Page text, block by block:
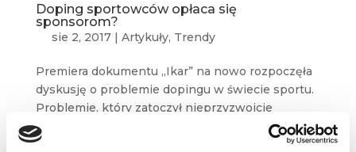
Doping sportowców opłaca się
sponsorom?
sie 2, 2017| Artykuły, Trendy
Premiera dokumentu „Ikar” na nowo rozpoczęła
dyskusję o problemie dopingu w świecie sportu.
Problemie, który zatoczył nieprzyzwoicie
szerokie koła i zaangażował
nie tylko sportowców i dziennikarzy, ale również